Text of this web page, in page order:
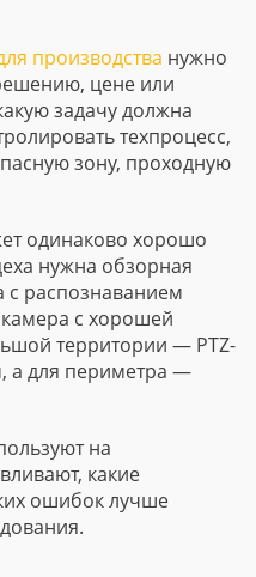
производства нужно
цене или
задачу должна
техпроцесс,
зону, проходную
одинаково хорошо
нужна обзорная
распознаванием
с хорошей
территории — PTZ-
а для периметра —
на
какие
ошибок лучше